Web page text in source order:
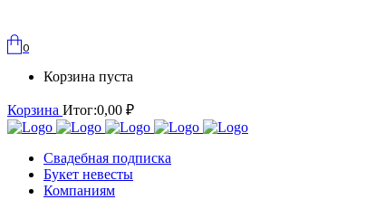
0
Корзина пуста
Корзина Итог:0,00 ₽
Свадебная подписка
Букет невесты
Компаниям